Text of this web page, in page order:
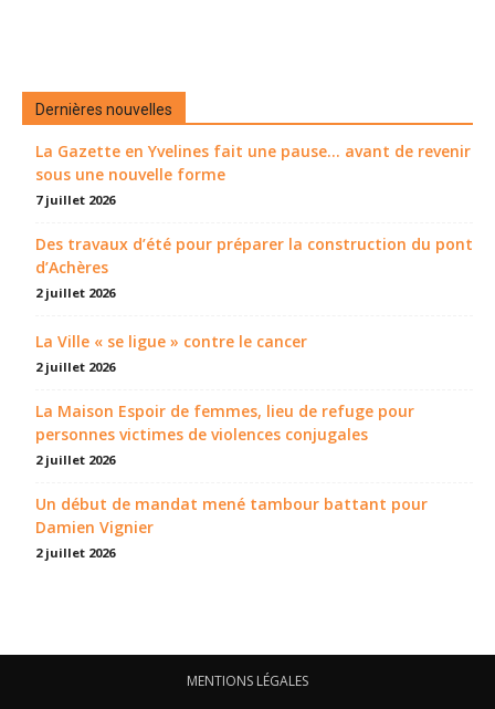
Dernières nouvelles
La Gazette en Yvelines fait une pause... avant de revenir
sous une nouvelle forme
7 juillet 2026
Des travaux d’été pour préparer la construction du pont
d’Achères
2 juillet 2026
La Ville « se ligue » contre le cancer
2 juillet 2026
La Maison Espoir de femmes, lieu de refuge pour
personnes victimes de violences conjugales
2 juillet 2026
Un début de mandat mené tambour battant pour
Damien Vignier
2 juillet 2026
MENTIONS LÉGALES